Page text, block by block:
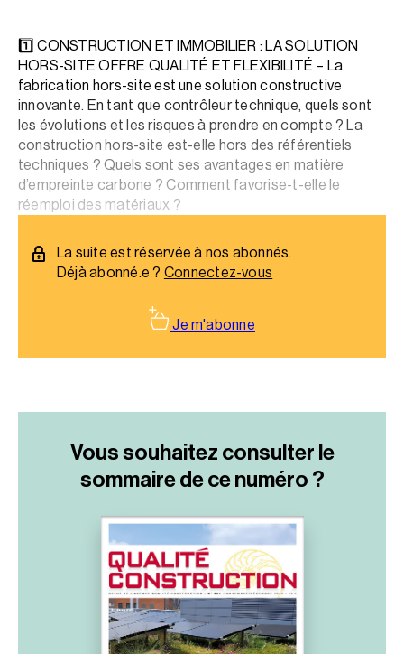
1️⃣ CONSTRUCTION ET IMMOBILIER : LA SOLUTION
HORS-SITE OFFRE QUALITÉ ET FLEXIBILITÉ – La
fabrication hors-site est une solution constructive
innovante. En tant que contrôleur technique, quels sont
les évolutions et les risques à prendre en compte ? La
construction hors-site est-elle hors des référentiels
techniques ? Quels sont ses avantages en matière
d’empreinte carbone ? Comment favorise-t-elle le
réemploi des matériaux ?
La suite est réservée à nos abonnés.
Déjà abonné.e ? Connectez-vous
Je m'abonne
Vous souhaitez consulter le
sommairede ce numéro ?